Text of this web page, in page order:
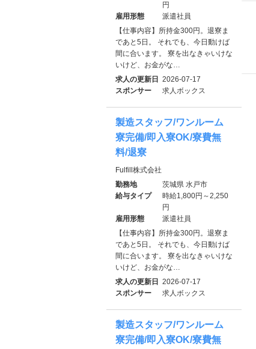
円
雇用形態
派遣社員
【仕事内容】所持金300円。退寮ま
であと5日。 それでも、今日動けば
間に合います。 寮を出なきゃいけな
いけど、お金がな…
求人の更新日
2026-07-17
スポンサー
求人ボックス
製造スタッフ/ワンルーム
寮完備/即入寮OK/寮費無
料/退寮
Fulfill株式会社
勤務地
茨城県 水戸市
給与タイプ
時給1,800円～2,250
円
雇用形態
派遣社員
【仕事内容】所持金300円。退寮ま
であと5日。 それでも、今日動けば
間に合います。 寮を出なきゃいけな
いけど、お金がな…
求人の更新日
2026-07-17
スポンサー
求人ボックス
製造スタッフ/ワンルーム
寮完備/即入寮OK/寮費無